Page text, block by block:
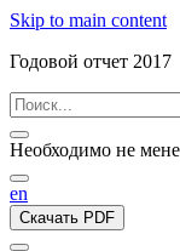
Skip to main content
Годовой отчет 2017
Необходимо не
en
Скачать PDF